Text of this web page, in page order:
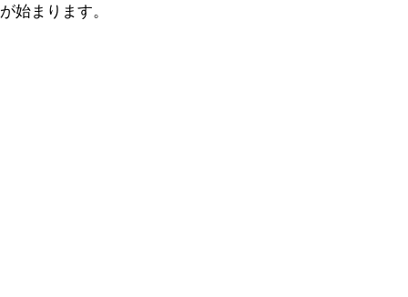
が始まります。